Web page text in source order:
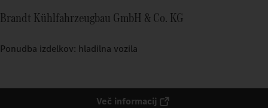
Brandt Kühlfahrzeugbau GmbH & Co. KG
Ponudba izdelkov: hladilna vozila
Več informacij